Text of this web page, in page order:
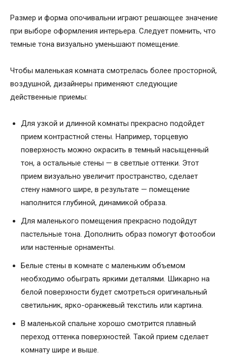
Размер и форма опочивальни играют решающее значение
при выборе оформления интерьера. Следует помнить, что
темные тона визуально уменьшают помещение.
Чтобы маленькая комната смотрелась более просторной,
воздушной, дизайнеры применяют следующие
действенные приемы:
Для узкой и длинной комнаты прекрасно подойдет
прием контрастной стены. Например, торцевую
поверхность можно окрасить в темный насыщенный
тон, а остальные стены — в светлые оттенки. Этот
прием визуально увеличит пространство, сделает
стену намного шире, в результате — помещение
наполнится глубиной, динамикой образа.
Для маленького помещения прекрасно подойдут
пастельные тона. Дополнить образ помогут фотообои
или настенные орнаменты.
Белые стены в комнате с маленьким объемом
необходимо обыграть яркими деталями. Шикарно на
белой поверхности будет смотреться оригинальный
светильник, ярко-оранжевый текстиль или картина.
В маленькой спальне хорошо смотрится плавный
переход оттенка поверхностей. Такой прием сделает
комнату шире и выше.